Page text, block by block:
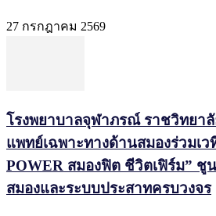
27 กรกฎาคม 2569
โรงพยาบาลจุฬาภรณ์ ราชวิทยา
แพทย์เฉพาะทางด้านสมองร่วมเ
POWER สมองฟิต ชีวิตเฟิร์ม” ชู
สมองและระบบประสาทครบวงจร